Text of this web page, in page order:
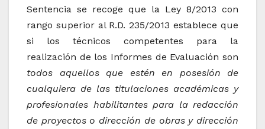
Sentencia se recoge que la Ley 8/2013 con
rango superior al R.D. 235/2013 establece que
si los técnicos competentes para la
realización de los Informes de Evaluación son
todos aquellos que estén en posesión de
cualquiera de las titulaciones académicas y
profesionales habilitantes para la redacción
de proyectos o dirección de obras y dirección